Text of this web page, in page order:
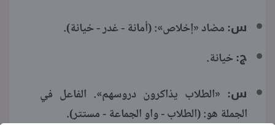
س:مضاد «إخلاص»: (أمانة - غدر - خيانة).
ج:خيانة.
س: «الطلاب يذاكرون دروسهم». الفاعل في
الجملة هو: (الطلاب - واو الجماعة - مستتر).